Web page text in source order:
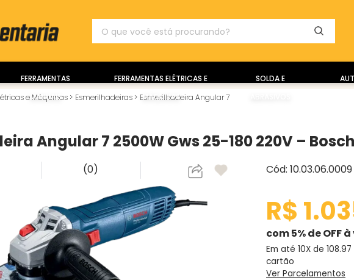
FERRAMENTAS
MANUAIS
FERRAMENTAS ELÉTRICAS E
MÁQUINAS
SOLDA E
e Máquinas > Esmerilhadeiras > Esmerilhadeira Angular 7
Angular 7 2500W Gws 25-180 220V – Bosch
(0) Cód: 10.03.06.0009
R$
com 5% de OFF
Em até 10X de 108.97
cartão
Ver Parcelamentos